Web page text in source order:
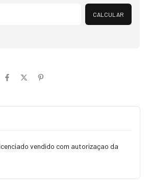
Alterar CEP
CALCULAR
vendido com autorizaçao da